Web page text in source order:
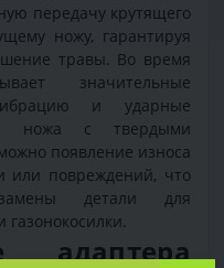
передачу крутящего
ножу, гарантируя
травы. Во время
значительные
и ударные
ножа с твердыми
появление износа
или повреждений, что
детали для
газонокосилки.
адаптера